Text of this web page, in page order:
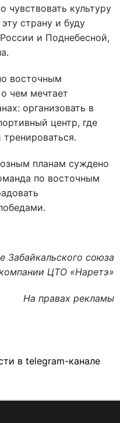
чувствовать культуру
страну и буду
и Поднебесной,
восточным
чем мечтает
организовать в
центр, где
планам суждено
по восточным
Забайкальского союза
ЦТО «Наретэ»
На правах рекламы
в telegram-канале